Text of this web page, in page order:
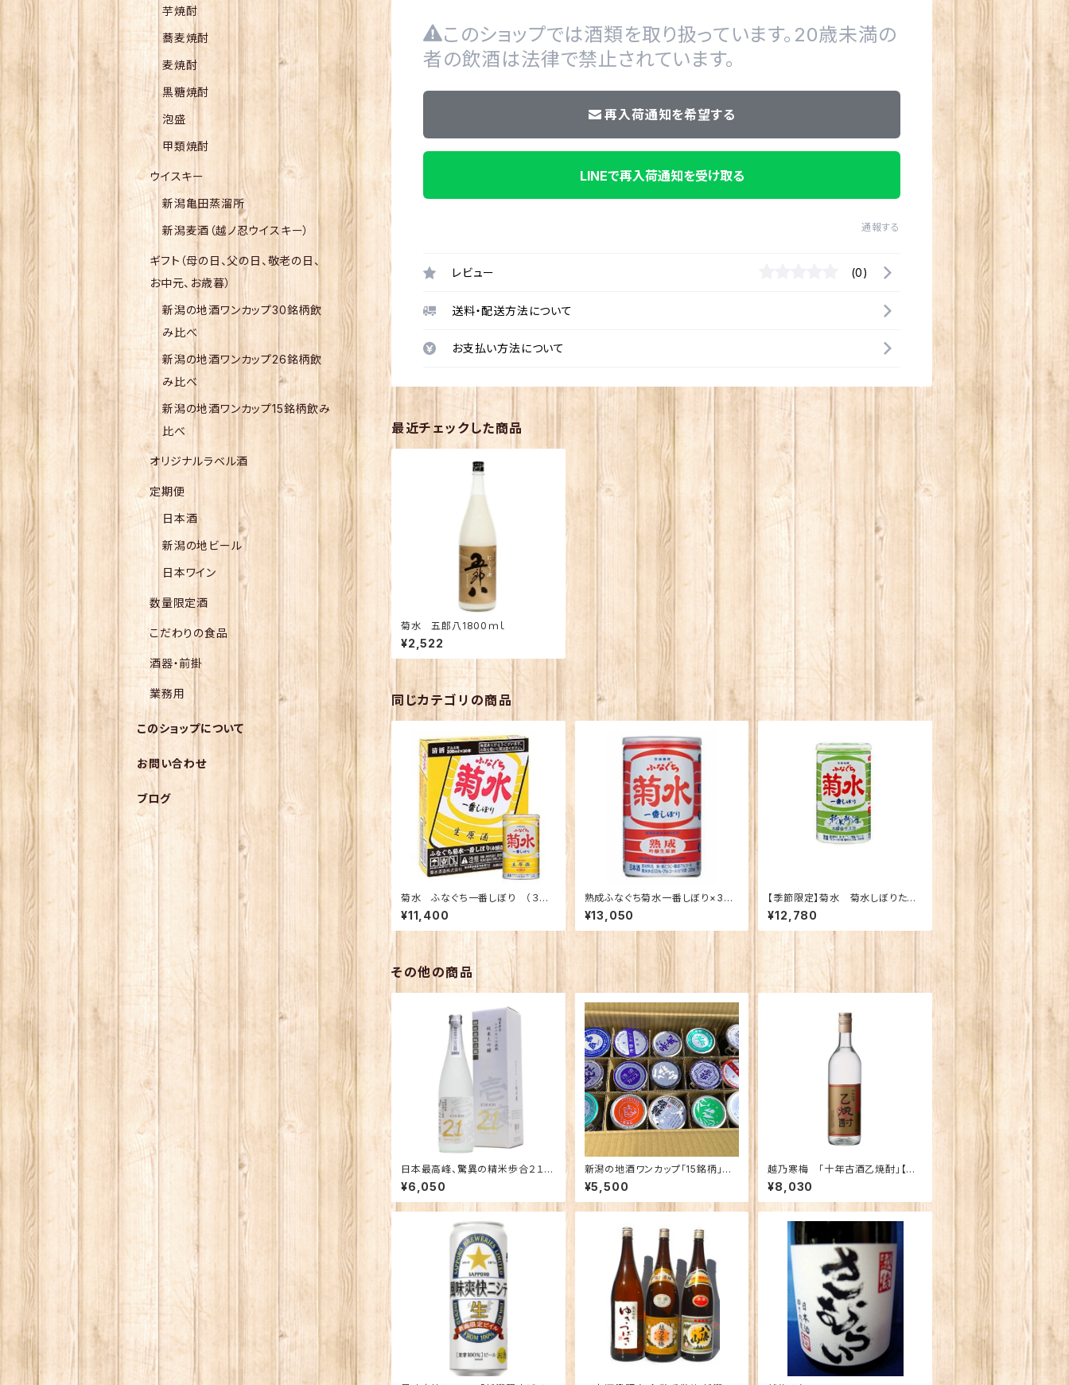
このショップでは酒類を取り扱っています。20歳未満の
者の飲酒は法律で禁止されています。
再入荷通知を希望する
LINEで再入荷通知を受け取る
通報する
レビュー (0)
送料・配送方法について
お支払い方法について
最近チェックした商品
菊水 五郎八1800ｍｌ
¥2,522
同じカテゴリの商品
菊水 ふなぐち一番しぼり （３０
本入り）
¥11,400
熟成ふなぐち菊水一番しぼり×30
本
¥13,050
【季節限定】菊水 菊水しぼりたて
純米生原酒 1ケース （３０本入り）
¥12,780
その他の商品
日本最高峰、驚異の精米歩合２１％
で仕込む酒 純米大吟醸
「壱醸 ２１ twenty one」
¥6,050
新潟の地酒ワンカップ「15銘柄」飲
み比べ
¥5,500
越乃寒梅 「十年古酒乙焼酎」【限
定】
¥8,030
芋焼酎
蕎麦焼酎
麦焼酎
黒糖焼酎
泡盛
甲類焼酎
ウイスキー
新潟亀田蒸溜所
新潟麦酒（越ノ忍ウイスキー）
ギフト（母の日、父の日、敬老の日、
お中元、お歳暮）
新潟の地酒ワンカップ30銘柄飲
み比べ
新潟の地酒ワンカップ26銘柄飲
み比べ
新潟の地酒ワンカップ15銘柄飲み
比べ
オリジナルラベル酒
定期便
日本酒
新潟の地ビール
日本ワイン
数量限定酒
こだわりの食品
酒器・前掛
業務用
このショップについて
お問い合わせ
ブログ